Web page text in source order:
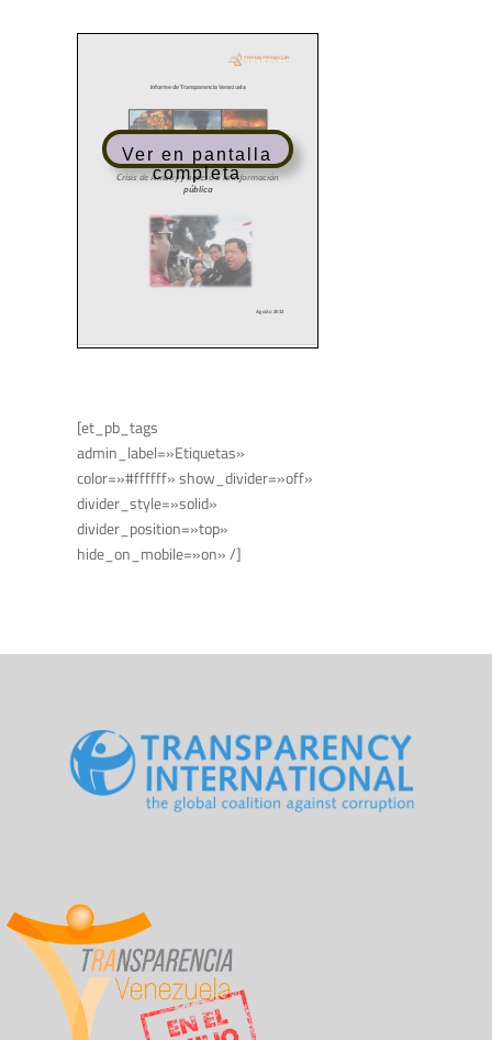
Ver en pantalla
completa
[et_pb_tags
admin_label=»Etiquetas»
color=»#ffffff» show_divider=»off»
divider_style=»solid»
divider_position=»top»
hide_on_mobile=»on» /]